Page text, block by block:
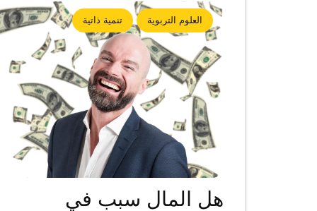
العلوم التربوية تنمية ذاتية
هل المال سبب في